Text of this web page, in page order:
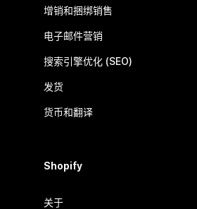
增销和捆绑销售
电子邮件营销
搜索引擎优化 (SEO)
发货
货币和翻译
Shopify
关于